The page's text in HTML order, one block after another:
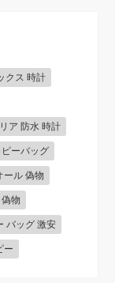
クス 時計
ア 防水 時計
ピーバッグ
ール 偽物
物
バッグ 激安
ー